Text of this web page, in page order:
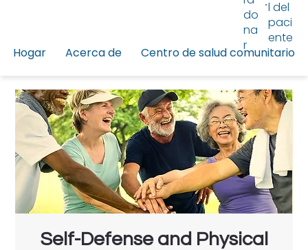
Hogar Acerca de Centro de salud comunitario
do
na
r
l del
paci
ente
Self-Defense and Physical